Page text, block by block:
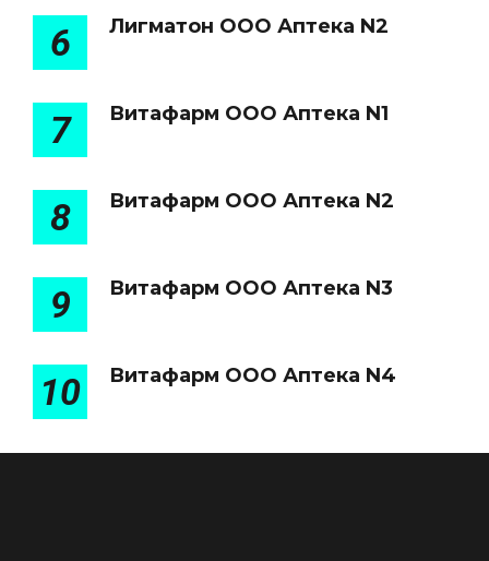
6 Лигматон ООО Аптека N2
7 Витафарм ООО Аптека N1
8 Витафарм ООО Аптека N2
9 Витафарм ООО Аптека N3
10 Витафарм ООО Аптека N4